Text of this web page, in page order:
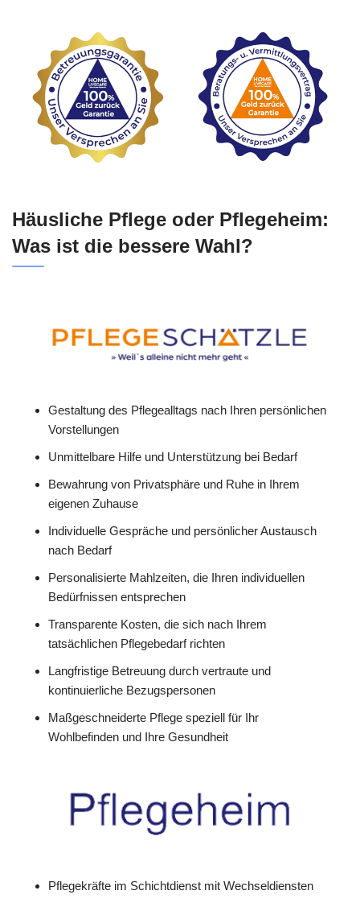
Häusliche Pflege oder Pflegeheim:
Was ist die bessere Wahl?
Gestaltung des Pflegealltags nach Ihren persönlichen
Vorstellungen
Unmittelbare Hilfe und Unterstützung bei Bedarf
Bewahrung von Privatsphäre und Ruhe in Ihrem
eigenen Zuhause
Individuelle Gespräche und persönlicher Austausch
nach Bedarf
Personalisierte Mahlzeiten, die Ihren individuellen
Bedürfnissen entsprechen
Transparente Kosten, die sich nach Ihrem
tatsächlichen Pflegebedarf richten
Langfristige Betreuung durch vertraute und
kontinuierliche Bezugspersonen
Maßgeschneiderte Pflege speziell für Ihr
Wohlbefinden und Ihre Gesundheit
Pflegekräfte im Schichtdienst mit Wechseldiensten